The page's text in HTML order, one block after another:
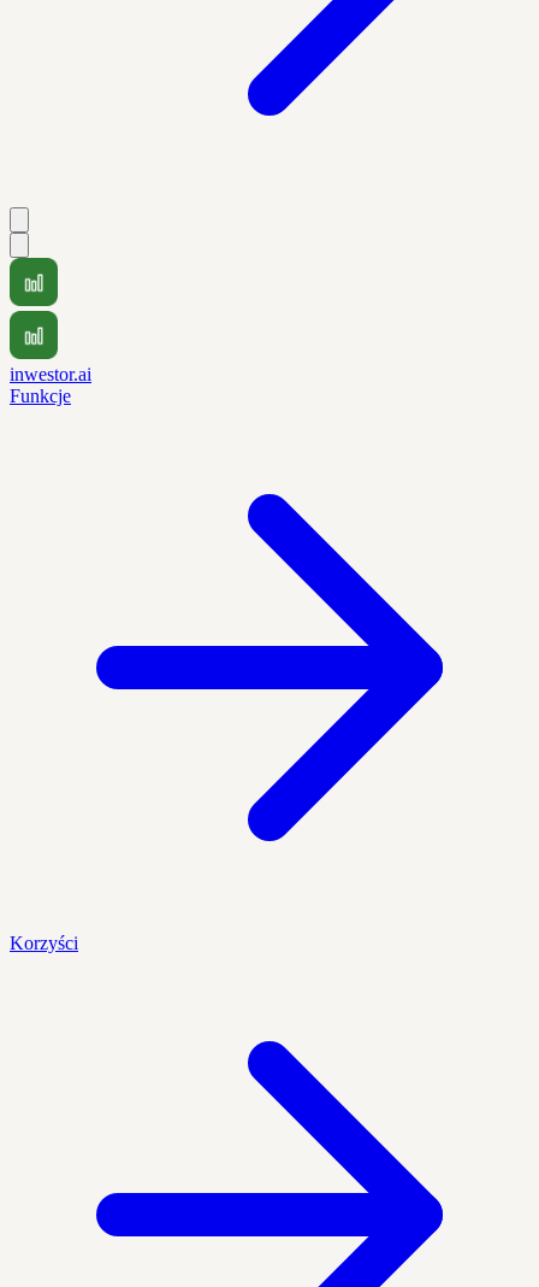
inwestor.ai
Funkcje
Korzyści